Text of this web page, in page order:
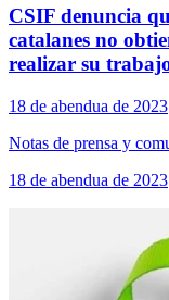
CSIF denuncia
catalanes no
realizar su
18 de abendua de 2023
Notas de prensa y
18 de abendua de 2023